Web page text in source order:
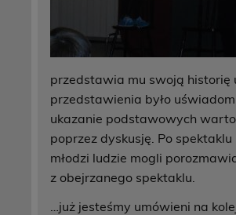
przedstawia mu swoją
przedstawienia było
ukazanie podstawowych
poprzez dyskusję. Po
młodzi ludzie mogli
z obejrzanego spektaklu.
…już jesteśmy umówieni na